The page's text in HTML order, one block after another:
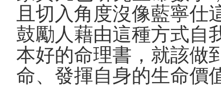
且切入角度沒像藍寧仕
鼓勵人藉由這種方式自
本好的命理書，就該做
命、發揮自身的生命價